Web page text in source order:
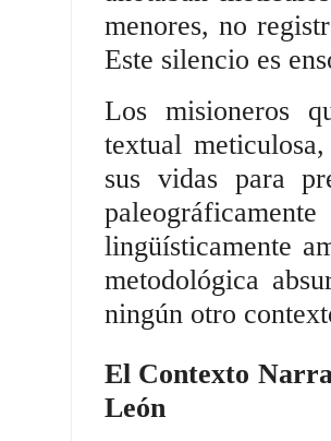
menores, no
Este silencio es
Los misioneros
textual
sus vidas para
lingüísticamente
metodológica
ningún otro
El Contexto
León